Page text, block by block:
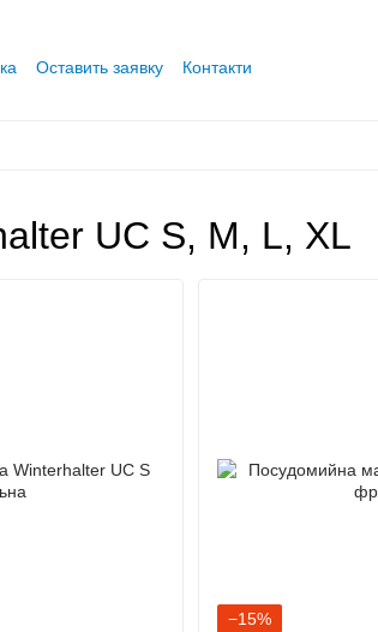
Оставить заявку Контакти
UC S, M, L, XL
−15%